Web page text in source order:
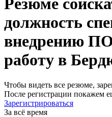
Резюме
должность
внедрению
работу в
Чтобы видеть все резюме,
После регистрации покажем
Зарегистрироваться
За всё время